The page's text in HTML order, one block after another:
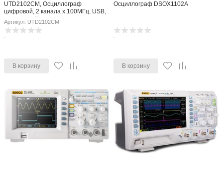
UTD2102CM, Осциллограф
цифровой, 2 канала х 100МГц, USB,
ЖК дисплей (OBSOLETE)
Артикул: UTD2102CM
В корзину
Осциллограф DSOX1102A
В корзину